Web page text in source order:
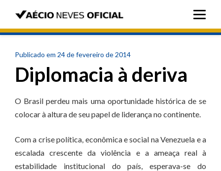
Publicado em 24 de fevereiro de 2014
Diplomacia à deriva
O Brasil perdeu mais uma oportunidade histórica de se
colocar à altura de seu papel de liderança no continente.
Com a crise política, econômica e social na Venezuela e a
escalada crescente da violência e a ameaça real à
estabilidade institucional do país, esperava-se do